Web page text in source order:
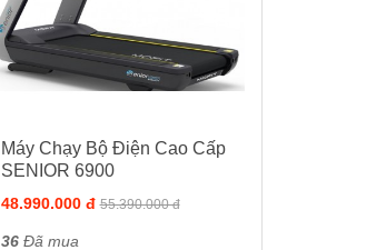
Máy Chạy Bộ Điện Cao Cấp
SENIOR 6900
48.990.000 đ 55.390.000 đ
36Đã mua